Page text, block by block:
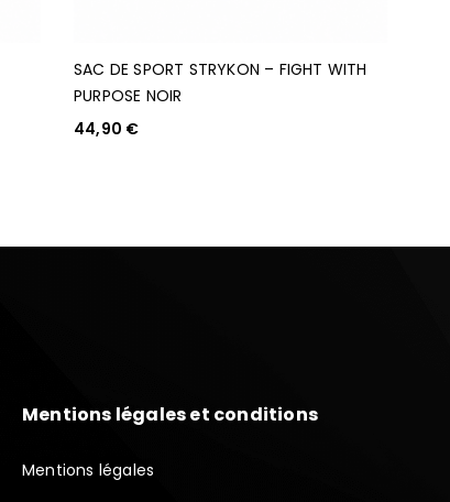
SAC DE SPORT STRYKON – FIGHT WITH
PURPOSE NOIR
44,90 €
Mentions légales et conditions
Mentions légales